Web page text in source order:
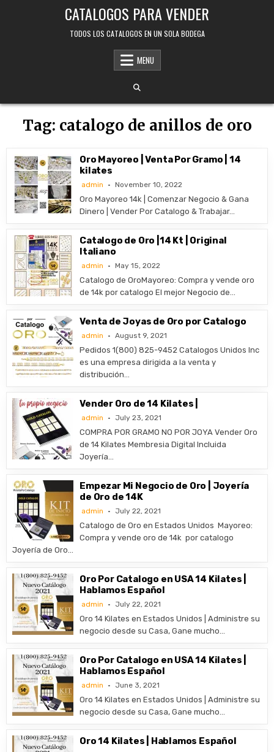
CATALOGOS PARA VENDER
TODOS LOS CATALOGOS EN UN SOLA BODEGA
MENU
Tag: catalogo de anillos de oro
Oro Mayoreo | Venta Por Gramo | 14
kilates
admin November 10, 2022
Oro Mayoreo 14k | Comenzar Negocio & Gana
Dinero | Vender Por Catalogo & Trabajar…
Catalogo de Oro |14 Kt | Original
Italiano
admin May 15, 2022
​Catalogo de OroMayoreo: Compra y vende oro
de 14k por catalogo El mejor Negocio de…
Venta de Joyas de Oro por Catalogo
admin August 9, 2021
Pedidos 1(800) 825-9452 Catalogos Unidos Inc
es una empresa dirigida a la venta y
distribución…
Vender Oro de 14 Kilates |
admin July 23, 2021
COMPRA POR GRAMO NO POR JOYA Vender Oro
de 14 Kilates Membresia Digital Incluida
Joyería…
Empezar Mi Negocio de Oro | Joyería
de Oro de 14K
admin July 22, 2021
Catalogo de Oro en Estados Unidos ​Mayoreo:
Compra y vende oro de 14k por catalogo
Joyería de Oro…
Oro Por Catalogo en USA 14 Kilates |
Hablamos Español
admin July 22, 2021
Oro 14 Kilates en Estados Unidos | Administre su
negocio desde su Casa, Gane mucho…
Oro Por Catalogo en USA 14 Kilates |
Hablamos Español
admin June 3, 2021
Oro 14 Kilates en Estados Unidos | Administre su
negocio desde su Casa, Gane mucho…
Oro 14 Kilates | Hablamos Español